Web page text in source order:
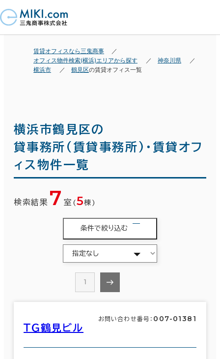
賃貸オフィスなら三鬼商事
オフィス物件検索(横浜)エリアから探す
神奈川県
横浜市
鶴見区の賃貸オフィス一覧
横浜市鶴見区の
貸事務所(賃貸事務所)・賃貸オフ
ィス物件一覧
検索結果 7 室 (5棟)
条件で絞り込む
1
ＴＧ鶴見ビル
お問い合わせ番号： 007-01381